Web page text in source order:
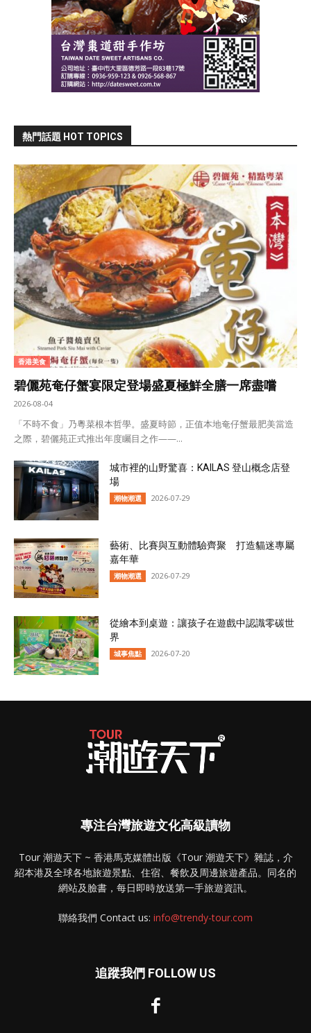
熱門話題 HOT TOPICS
香港美食
碧儷苑奄仔蟹宴限定登場盛夏極鮮全膳一席盡嚐
2026-08-04
「不時不食」乃粵菜根本哲學。盛夏時節，正值本地奄仔蟹最肥美當造
之際，碧儷苑正式推出年度矚目之作——...
城市裡的山野驚喜：KAILAS 登山概念店登
場
潮物潮選 2026-07-29
藝術、比賽與互動體驗齊聚 打造貓迷專屬
嘉年華
潮物潮選 2026-07-29
從繪本到桌遊：讓孩子在遊戲中認識零碳世
界
城事焦點 2026-07-20
專注台灣旅遊文化高級讀物
Tour 潮遊天下 ~ 香港馬克媒體出版《Tour 潮遊天下》雜誌，介
紹本港及全球各地旅遊景點、住宿、餐飲及周邊旅遊產品。同名的
網站及臉書，每日即時放送第一手旅遊資訊。
聯絡我們 Contact us: info@trendy-tour.com
追蹤我們 FOLLOW US